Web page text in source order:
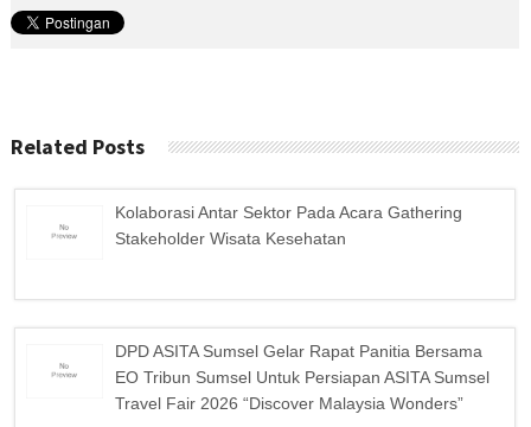
Related Posts
Kolaborasi Antar Sektor Pada Acara Gathering
Stakeholder Wisata Kesehatan
DPD ASITA Sumsel Gelar Rapat Panitia Bersama
EO Tribun Sumsel Untuk Persiapan ASITA Sumsel
Travel Fair 2026 “Discover Malaysia Wonders”